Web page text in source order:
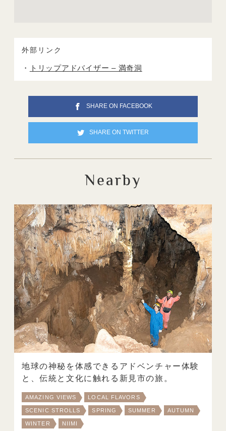
外部リンク
トリップアドバイザー – 満奇洞
SHARE ON FACEBOOK
SHARE ON TWITTER
Nearby
地球の神秘を体感できるアドベンチャー体験
と、伝統と文化に触れる新見市の旅。
AMAZING VIEWS LOCAL FLAVORS
SCENIC STROLLS SPRING SUMMER AUTUMN
WINTER NIIMI